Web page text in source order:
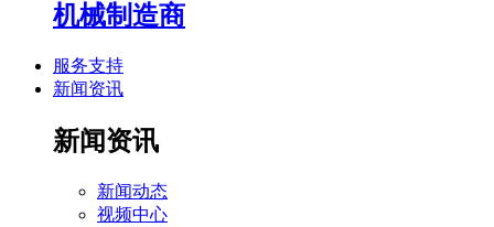
机械制造商
服务支持
新闻资讯
新闻资讯
新闻动态
视频中心